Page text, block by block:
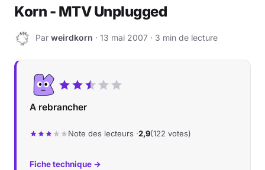
Korn - MTV Unplugged
W Par weirdkorn · 13 mai 2007 · 3 min de lecture
A rebrancher
Note des lecteurs ·2,9(122 votes)
Fiche technique →